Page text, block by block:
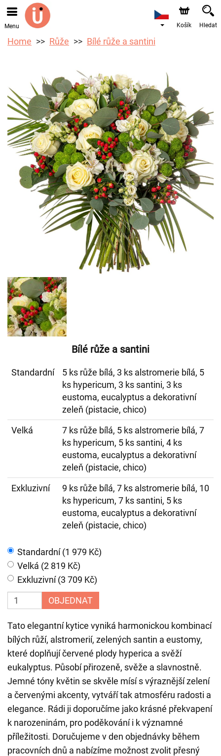
Objednávky přes e-shop přijímáme. Nejbližší možné
doručení je od 10.8.2026 z důvodu dovolené.
Menu Košík Hledat
Home Růže Bílé růže a santini
Bílé růže a santini
Standardní
5 ks růže bílá, 3 ks alstromerie bílá, 5
ks hypericum, 3 ks santini, 3 ks
eustoma, eucalyptus a dekorativní
zeleň (pistacie, chico)
Velká
7 ks růže bílá, 5 ks alstromerie bílá, 7
ks hypericum, 5 ks santini, 4 ks
eustoma, eucalyptus a dekorativní
zeleň (pistacie, chico)
Exkluzivní
9 ks růže bílá, 7 ks alstromerie bílá, 10
ks hypericum, 7 ks santini, 5 ks
eustoma, eucalyptus a dekorativní
zeleň (pistacie, chico)
Standardní (1 979 Kč)
Velká (2 819 Kč)
Exkluzivní (3 709 Kč)
OBJEDNAT
Tato elegantní kytice vyniká harmonickou kombinací
bílých růží, alstromerií, zelených santin a eustomy,
které doplňují červené plody hyperica a svěží
eukalyptus. Působí přirozeně, svěže a slavnostně.
Jemné tóny květin se skvěle mísí s výraznější zelení
a červenými akcenty, vytváří tak atmosféru radosti a
elegance. Rádi ji doporučíme jako krásné překvapení
k narozeninám, pro poděkování i k významné
příležitosti. Doručujeme v den objednávky během
pracovních dnů a nabízíme možnost zvolit přesný